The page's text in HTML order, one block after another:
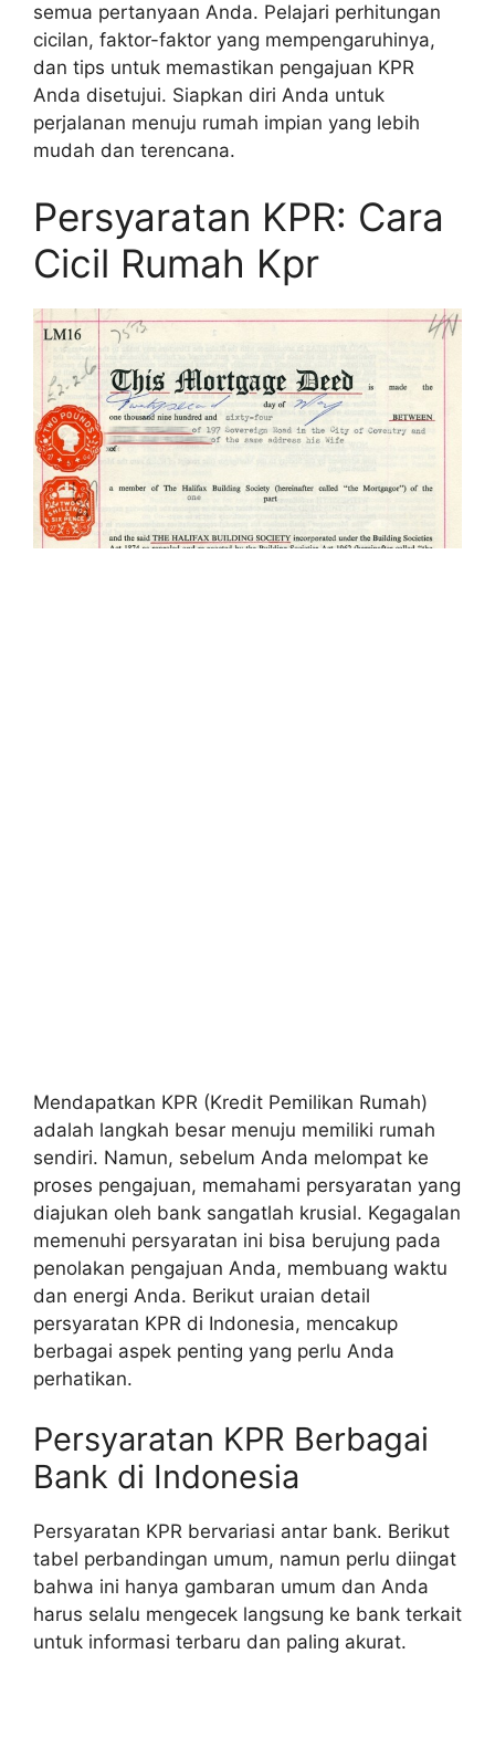
semua pertanyaan Anda. Pelajari perhitungan
cicilan, faktor-faktor yang mempengaruhinya,
dan tips untuk memastikan pengajuan KPR
Anda disetujui. Siapkan diri Anda untuk
perjalanan menuju rumah impian yang lebih
mudah dan terencana.
Persyaratan KPR: Cara
Cicil Rumah Kpr
Mendapatkan KPR (Kredit Pemilikan Rumah)
adalah langkah besar menuju memiliki rumah
sendiri. Namun, sebelum Anda melompat ke
proses pengajuan, memahami persyaratan yang
diajukan oleh bank sangatlah krusial. Kegagalan
memenuhi persyaratan ini bisa berujung pada
penolakan pengajuan Anda, membuang waktu
dan energi Anda. Berikut uraian detail
persyaratan KPR di Indonesia, mencakup
berbagai aspek penting yang perlu Anda
perhatikan.
Persyaratan KPR Berbagai
Bank di Indonesia
Persyaratan KPR bervariasi antar bank. Berikut
tabel perbandingan umum, namun perlu diingat
bahwa ini hanya gambaran umum dan Anda
harus selalu mengecek langsung ke bank terkait
untuk informasi terbaru dan paling akurat.